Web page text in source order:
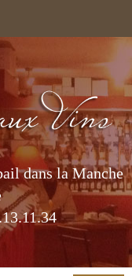
dans la Manche